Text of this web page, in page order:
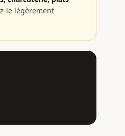
le légèrement